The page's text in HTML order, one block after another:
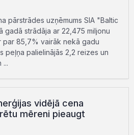
pārstrādes uzņēmums SIA "Baltic
gadā strādāja ar 22,475 miljonu
85,7% vairāk nekā gadu
peļņa palielinājās 2,2 reizes un
vidējā cena
mēreni pieaugt